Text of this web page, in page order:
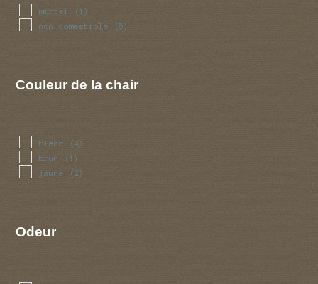
mortel (1)
non comestible (5)
Couleur de la chair
blanc (4)
brun (1)
jaune (2)
Odeur